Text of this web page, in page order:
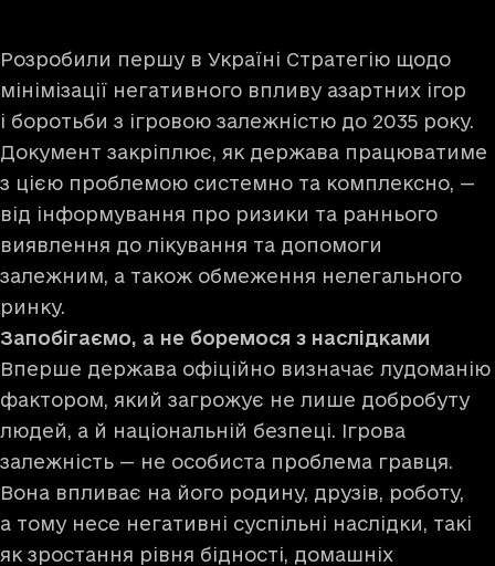
Розробили першу в Україні Стратегію щодо
мінімізації негативного впливу азартних ігор
і боротьби з ігровою залежністю до 2035 року.
Документ закріплює, як держава працюватиме
з цією проблемою системно та комплексно, —
від інформування про ризики та раннього
виявлення до лікування та допомоги
залежним, а також обмеження нелегального
ринку.
Запобігаємо, а не боремося з наслідками
Вперше держава офіційно визначає лудоманію
фактором, який загрожує не лише добробуту
людей, а й національній безпеці. Ігрова
залежність — не особиста проблема гравця.
Вона впливає на його родину, друзів, роботу,
а тому несе негативні суспільні наслідки, такі
як зростання рівня бідності, домашніх